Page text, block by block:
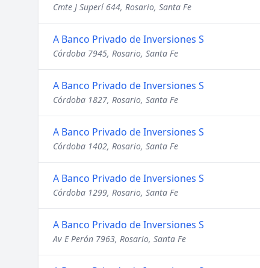
Cmte J Superí 644, Rosario, Santa Fe
A Banco Privado de Inversiones S
Córdoba 7945, Rosario, Santa Fe
A Banco Privado de Inversiones S
Córdoba 1827, Rosario, Santa Fe
A Banco Privado de Inversiones S
Córdoba 1402, Rosario, Santa Fe
A Banco Privado de Inversiones S
Córdoba 1299, Rosario, Santa Fe
A Banco Privado de Inversiones S
Av E Perón 7963, Rosario, Santa Fe